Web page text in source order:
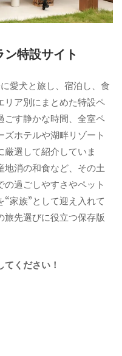
特設サイト
愛犬と旅し、宿泊し、食
リア別にまとめた特設ペ
ごす静かな時間、全室ペ
ズホテルや湖畔リゾート
厳選して紹介していま
地消の和食など、その土
過ごしやすさやペット
家族”として迎え入れて
旅先選びに役立つ保存版
ください！